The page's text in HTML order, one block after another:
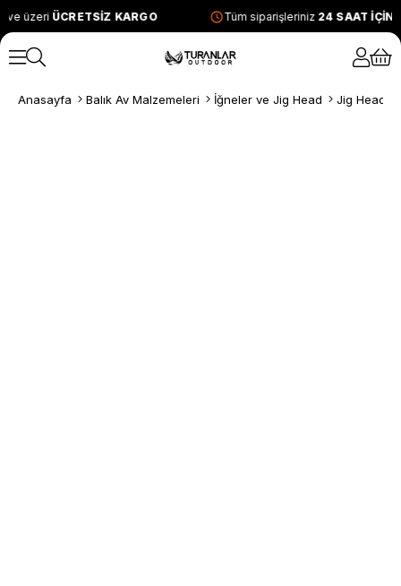
ve üzeriÜCRETSİZ KARGO Tüm siparişleriniz24 SAAT
Anasayfa Balık Av Malzemeleri İğneler ve Jig Head Jig Head